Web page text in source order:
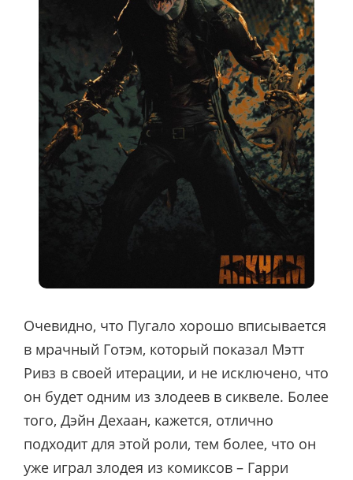
Очевидно, что Пугало хорошо вписывается
в мрачный Готэм, который показал Мэтт
Ривз в своей итерации, и не исключено, что
он будет одним из злодеев в сиквеле. Более
того, Дэйн Дехаан, кажется, отлично
подходит для этой роли, тем более, что он
уже играл злодея из комиксов – Гарри